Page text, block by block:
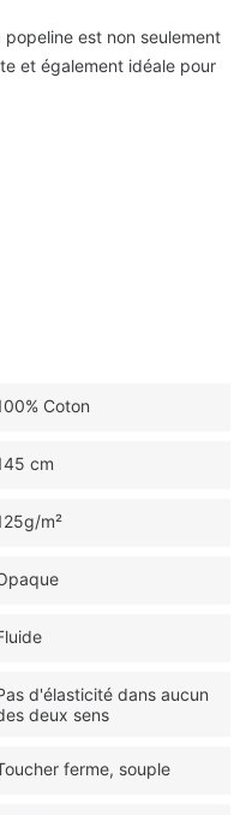
popeline est non seulement
et également idéale pour
Coton
cm
m²
d'élasticité dans aucun
deux sens
ferme, souple